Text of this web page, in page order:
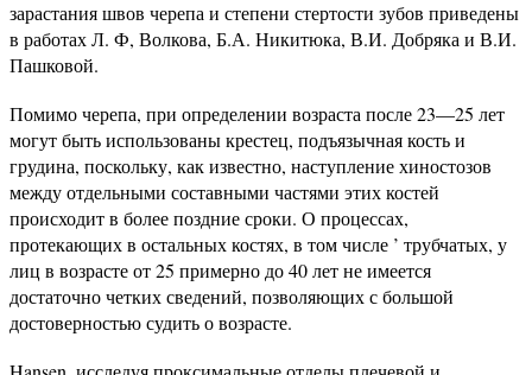
зарастания швов черепа и степени стертости зубов приведены
в работах Л. Ф, Волкова, Б.А. Никитюка, В.И. Добряка и В.И.
Пашковой.
Помимо черепа, при определении возраста после 23—25 лет
могут быть использованы крестец, подъязычная кость и
грудина, поскольку, как известно, наступление хиностозов
между отдельными составными частями этих костей
происходит в более поздние сроки. О процессах,
протекающих в остальных костях, в том числе ’ трубчатых, у
лиц в возрасте от 25 примерно до 40 лет не имеется
достаточно четких сведений, позволяющих с большой
достоверностью судить о возрасте.